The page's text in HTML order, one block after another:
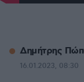
Δημήτρης
16.01.2023, 08:30